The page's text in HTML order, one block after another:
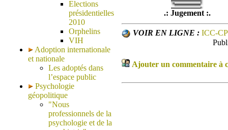
Elections
présidentielles
2010
Orphelins
VIH
Adoption internationale
et nationale
Les adoptés dans
l’espace public
Psychologie
géopolitique
"Nous
professionnels de la
psychologie et de la
.: Jugement :.
VOIR EN LIGNE : ICC-
Ajouter un commentaire à